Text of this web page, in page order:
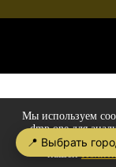
Мы используем
dmp.one для
Продолжая
нашей
📍 Выбрать